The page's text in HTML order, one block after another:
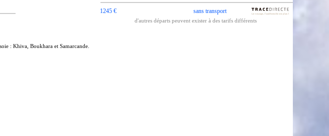
: Khiva, Boukhara et Samarcande.
1245 € sans transport
d'autres départs peuvent exister à des tarifs différents